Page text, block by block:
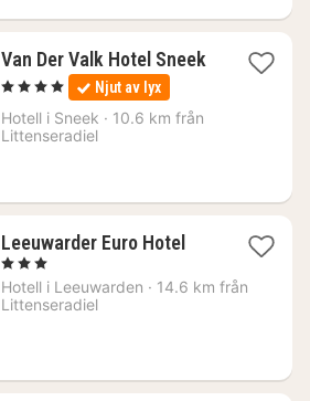
Van Der Valk Hotel Sneek
1
natt
från
1222
, 4 Stjärnor Njut av lyx
Hotell i Sneek · 10.6 km från
Littenseradiel
Leeuwarder Euro Hotel1
från
, 3 Stjärnor
Hotell i Leeuwarden · 14.6 km från
Littenseradiel